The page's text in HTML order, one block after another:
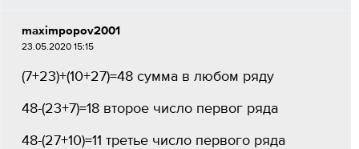
maximpopov2001
23.05.2020 15:15
(7+23)+(10+27)=48 сумма в любом ряду
48-(23+7)=18 второе число первог ряда
48-(27+10)=11 третье число первого ряда